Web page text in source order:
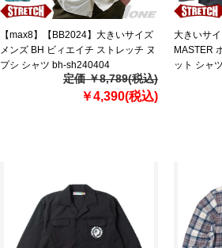
【max8】【BB2024】大きいサイズ
メンズ BH ビィエイチ ストレッチ ヌ
プシ シャツ bh-sh240404
定価 ￥8,789(税込)
￥4,390(税込)
大きいサ
MASTER
ット シャ